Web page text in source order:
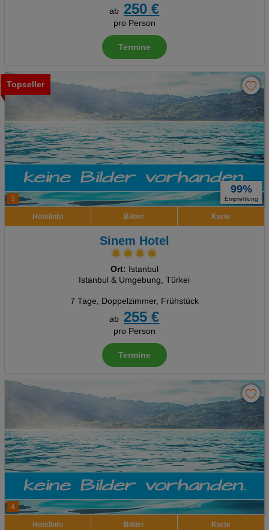
ab
250 €
pro Person
Termine
3
Topseller
99%
Empfehlung
Hotelinfo Bilder Karte
Sinem Hotel
Ort: Istanbul
Istanbul & Umgebung, Türkei
7 Tage, Doppelzimmer, Frühstück
ab
255 €
pro Person
Termine
4
Hotelinfo Bilder Karte